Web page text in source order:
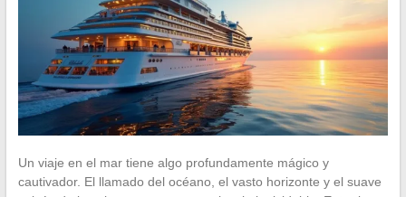
Un viaje en el mar tiene algo profundamente mágico y
cautivador. El llamado del océano, el vasto horizonte y el suave